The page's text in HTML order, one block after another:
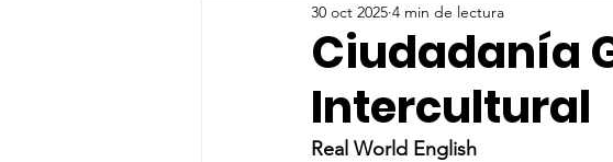
Lower Elementary Middle School
Upper Elementary
Ciudadanía
Intercultural
30 oct 2025 4 min de lectura
Real World English